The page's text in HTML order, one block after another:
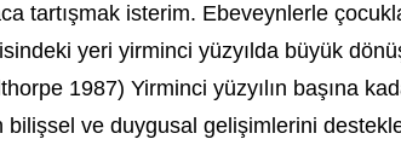
tartışmak isterim. Ebeveynlerle
yeri yirminci yüzyılda büyük
1987) Yirminci yüzyılın başına
bilişsel ve duygusal gelişimlerini